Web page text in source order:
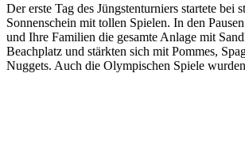
Der erste Tag des Jüngstenturniers startete bei
Sonnenschein mit tollen Spielen. In den
und Ihre Familien die gesamte Anlage mit
Beachplatz und stärkten sich mit Pommes,
Nuggets. Auch die Olympischen Spiele